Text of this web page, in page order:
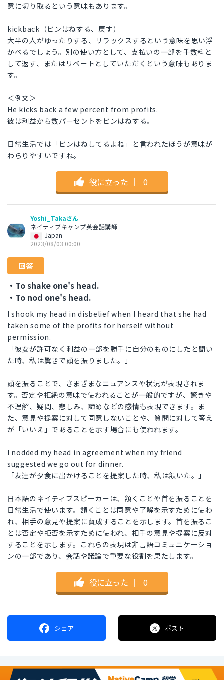
意に切り取るという意味もあります。
kickback（ピンはねする、戻す）
大半の人がゆったりする、リラックスするという意味を思い浮
かべるでしょう。別の使い方として、支払いの一部を手数料と
して返す、またはリベートとしていただくという意味もありま
す。
＜例文＞
He kicks back a few percent from profits.
彼は利益から数パーセントをピンはねする。
日常生活では「ピンはねしてるよね」と言われたほうが意味が
わらりやすいですね。
役に立った ｜ 0
Yoshi_Takaさん
ネイティブキャンプ英会話講師
Japan
2023/08/03 00:00
回答
・To shake one's head.
・To nod one's head.
I shook my head in disbelief when I heard that she had
taken some of the profits for herself without
permission.
「彼女が許可なく利益の一部を勝手に自分のものにしたと聞い
た時、私は驚きで頭を振りました。」
頭を振ることで、さまざまなニュアンスや状況が表現されま
す。否定や拒絶の意味で使われることが一般的ですが、驚きや
不理解、疑問、悲しみ、諦めなどの感情も表現できます。ま
た、意見や提案に対して同意しないことや、質問に対して答え
が「いいえ」であることを示す場合にも使われます。
I nodded my head in agreement when my friend
suggested we go out for dinner.
「友達が夕食に出かけることを提案した時、私は頷いた。」
日本語のネイティブスピーカーは、頷くことや首を振ることを
日常生活で使います。頷くことは同意や了解を示すために使わ
れ、相手の意見や提案に賛成することを示します。首を振るこ
とは否定や拒否を示すために使われ、相手の意見や提案に反対
することを示します。これらの表現は非言語コミュニケーショ
ンの一部であり、会話や議論で重要な役割を果たします。
役に立った ｜ 0
シェア ポスト